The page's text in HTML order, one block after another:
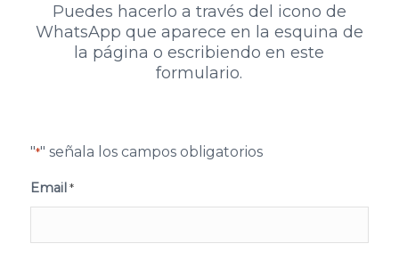
Puedes hacerlo a través del icono de
WhatsApp que aparece en la esquina de
la página o escribiendo en este
formulario.
"*" señala los campos obligatorios
Email *